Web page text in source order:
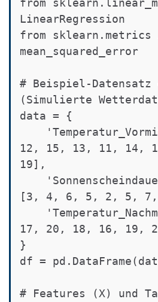
from
LinearRegression
from sklearn.metrics
mean_squared_error
# Beispiel-
(Simulierte
data = {
12, 15, 13, 11, 14,
19],
[3, 4, 6, 5, 2, 5,
17, 20, 18, 16, 19,
}
df =
# Features (X) und